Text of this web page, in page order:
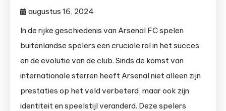
augustus 16, 2024
In de rijke geschiedenis van Arsenal FC spelen
buitenlandse spelers een cruciale rol in het succes
en de evolutie van de club. Sinds de komst van
internationale sterren heeft Arsenal niet alleen zijn
prestaties op het veld verbeterd, maar ook zijn
identiteit en speelstijl veranderd. Deze spelers